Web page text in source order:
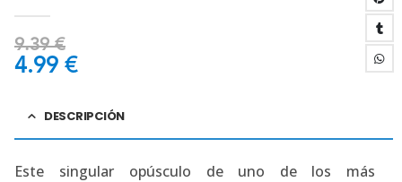
9.39€
4.99 €
DESCRIPCIÓN
Este singular opúsculo de uno de los más